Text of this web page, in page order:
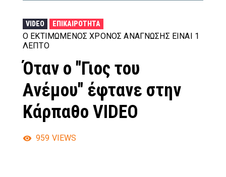
VIDEO ΕΠΙΚΑΙΡΌΤΗΤΑ
Ο ΕΚΤΙΜΏΜΕΝΟΣ ΧΡΌΝΟΣ ΑΝΆΓΝΩΣΗΣ ΕΊΝΑΙ 1
ΛΕΠΤΌ
Όταν ο "Γιος του
Ανέμου" έφτανε στην
Κάρπαθο VIDEO
959 VIEWS